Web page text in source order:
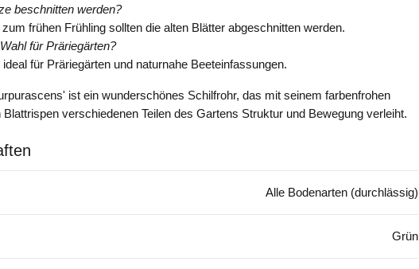
beschnitten werden?
frühen Frühling sollten die alten Blätter abgeschnitten werden.
für Präriegärten?
für Präriegärten und naturnahe Beeteinfassungen.
ist ein wunderschönes Schilfrohr, das mit seinem farbenfrohen
Blattrispen verschiedenen Teilen des Gartens Struktur und Bewegung verleiht.
Alle Bodenarten (durchlässig)
Grün